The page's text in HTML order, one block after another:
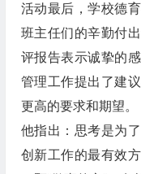
活动最后，学校德
班主任们的辛勤付
评报告表示诚挚的
管理工作提出了建
更高的要求和期望。
他指出：思考是为
创新工作的最有效